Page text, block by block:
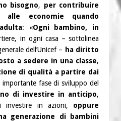
bisogno, per contribuire
economie quando
: «Ogni bambino, in
in ogni casa – sottolinea
dell’Unicef – ha diritto
a sedere in una classe,
di qualità a partire dai
fase di sviluppo del
di investire in anticipo,
investire in azioni, oppure
generazione di bambini